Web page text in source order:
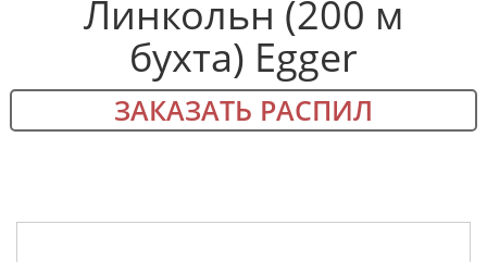
Линкольн (200 м
бухта) Egger
ЗАКАЗАТЬ РАСПИЛ